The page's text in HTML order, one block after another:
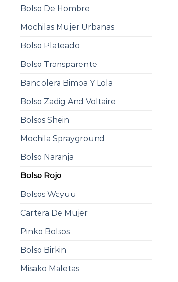
Bolso De Hombre
Mochilas Mujer Urbanas
Bolso Plateado
Bolso Transparente
Bandolera Bimba Y Lola
Bolso Zadig And Voltaire
Bolsos Shein
Mochila Sprayground
Bolso Naranja
Bolso Rojo
Bolsos Wayuu
Cartera De Mujer
Pinko Bolsos
Bolso Birkin
Misako Maletas